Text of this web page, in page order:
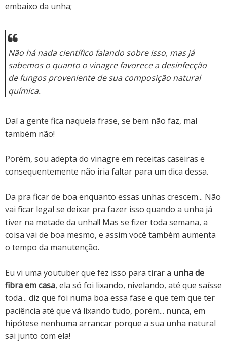
embaixo da unha;
Não há nada científico falando sobre isso, mas já
sabemos o quanto o vinagre favorece a desinfecção
de fungos proveniente de sua composição natural
química.
Daí a gente fica naquela frase, se bem não faz, mal
também não!
Porém, sou adepta do vinagre em receitas caseiras e
consequentemente não iria faltar para um dica dessa.
Da pra ficar de boa enquanto essas unhas crescem... Não
vai ficar legal se deixar pra fazer isso quando a unha já
tiver na metade da unha!! Mas se fizer toda semana, a
coisa vai de boa mesmo, e assim você também aumenta
o tempo da manutenção.
Eu vi uma youtuber que fez isso para tirar a unha de
fibra em casa, ela só foi lixando, nivelando, até que saísse
toda... diz que foi numa boa essa fase e que tem que ter
paciência até que vá lixando tudo, porém... nunca, em
hipótese nenhuma arrancar porque a sua unha natural
sai junto com ela!